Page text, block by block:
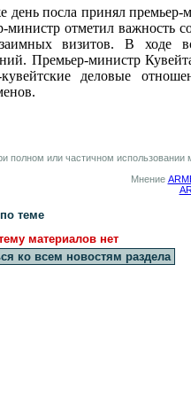
день посла принял премьер-
министр отметил важность
визитов. В ходе
Премьер-министр
кувейтские деловые
полном или частичном использовании
Мнение
теме
материалов нет
ко всем новостям раздела